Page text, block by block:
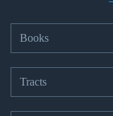
Pentecost
Principles of
Intercession
Books
Tracts